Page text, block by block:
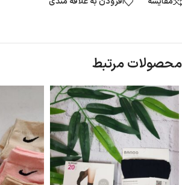
محصولات مرتبط